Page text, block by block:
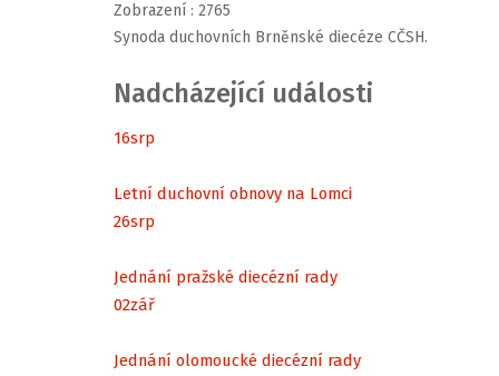
Zobrazení : 2765
Synoda duchovních Brněnské diecéze CČSH.
Nadcházející události
16srp
Letní duchovní obnovy na Lomci
26srp
Jednání pražské diecézní rady
02zář
Jednání olomoucké diecézní rady